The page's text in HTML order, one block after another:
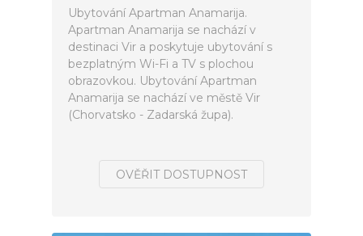
Ubytování Apartman Anamarija.
Apartman Anamarija se nachází v
destinaci Vir a poskytuje ubytování s
bezplatným Wi-Fi a TV s plochou
obrazovkou. Ubytování Apartman
Anamarija se nachází ve městě Vir
(Chorvatsko - Zadarská župa).
OVĚŘIT DOSTUPNOST